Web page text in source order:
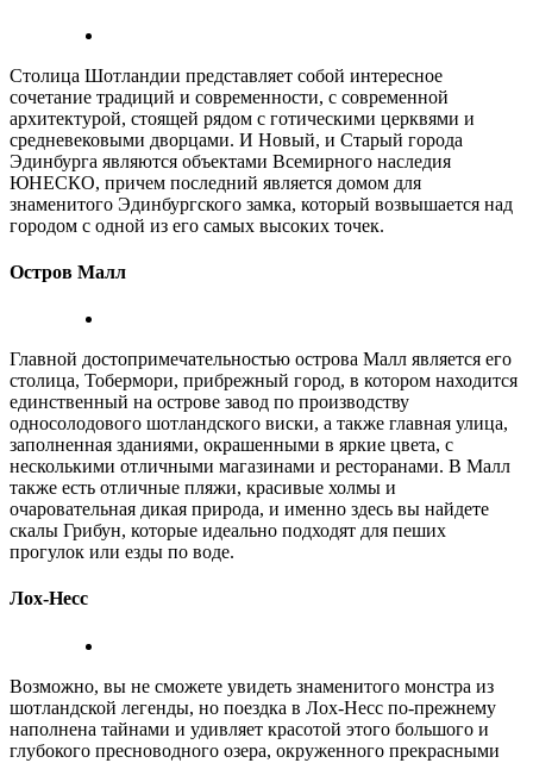
Столица Шотландии представляет собой интересное
сочетание традиций и современности, с современной
архитектурой, стоящей рядом с готическими церквями и
средневековыми дворцами. И Новый, и Старый города
Эдинбурга являются объектами Всемирного наследия
ЮНЕСКО, причем последний является домом для
знаменитого Эдинбургского замка, который возвышается над
городом с одной из его самых высоких точек.
Остров Малл
Главной достопримечательностью острова Малл является его
столица, Тобермори, прибрежный город, в котором находится
единственный на острове завод по производству
односолодового шотландского виски, а также главная улица,
заполненная зданиями, окрашенными в яркие цвета, с
несколькими отличными магазинами и ресторанами. В Малл
также есть отличные пляжи, красивые холмы и
очаровательная дикая природа, и именно здесь вы найдете
скалы Грибун, которые идеально подходят для пеших
прогулок или езды по воде.
Лох-Несс
Возможно, вы не сможете увидеть знаменитого монстра из
шотландской легенды, но поездка в Лох-Несс по-прежнему
наполнена тайнами и удивляет красотой этого большого и
глубокого пресноводного озера, окруженного прекрасными